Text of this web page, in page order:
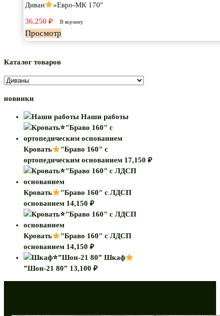
"Евро-
МК
170"
Диван »Евро-МК 170″
36,250 ₽ В корзину
Просмотр
Каталог товаров
новинки
Наши работы
Кровать
"Браво 160" с
ортопедическим основанием 17,150 ₽
Кровать
"Браво 160" с ЛДСП
основанием 14,150 ₽
Кровать
"Браво 160" с ЛДСП
основанием 14,150 ₽
Шкаф
”Шон-21 80” 13,100 ₽